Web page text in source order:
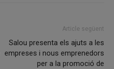
Article següent
Salou presenta els ajuts a les
empreses i nous emprenedors
per a la promoció de